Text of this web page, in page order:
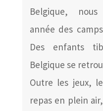
Belgique,
année des
Des enfants
Belgique se
Outre les jeux,
repas en plein